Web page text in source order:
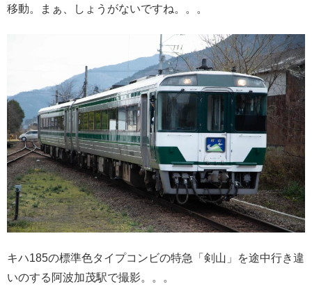
移動。まぁ、しょうがないですね。。。
キハ185の標準色タイプコンビの特急「剣山」を途中行き違
いのする阿波加茂駅で撮影。。。